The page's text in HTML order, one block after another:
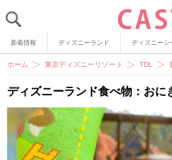
新着情報 ディズニーランド ディズニーシ
ホーム 東京ディズニーリゾート TDL
ディズニーランド食べ物：おに